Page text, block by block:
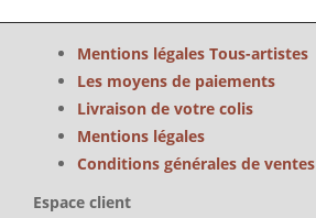
Mentions légales Tous-artistes
Les moyens de paiements
Livraison de votre colis
Mentions légales
Conditions générales de ventes
Espace client